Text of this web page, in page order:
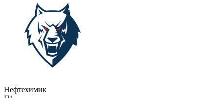
Нефтехимик